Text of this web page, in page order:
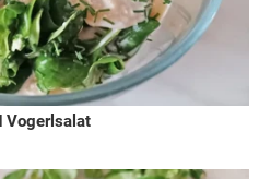
Vogerlsalat